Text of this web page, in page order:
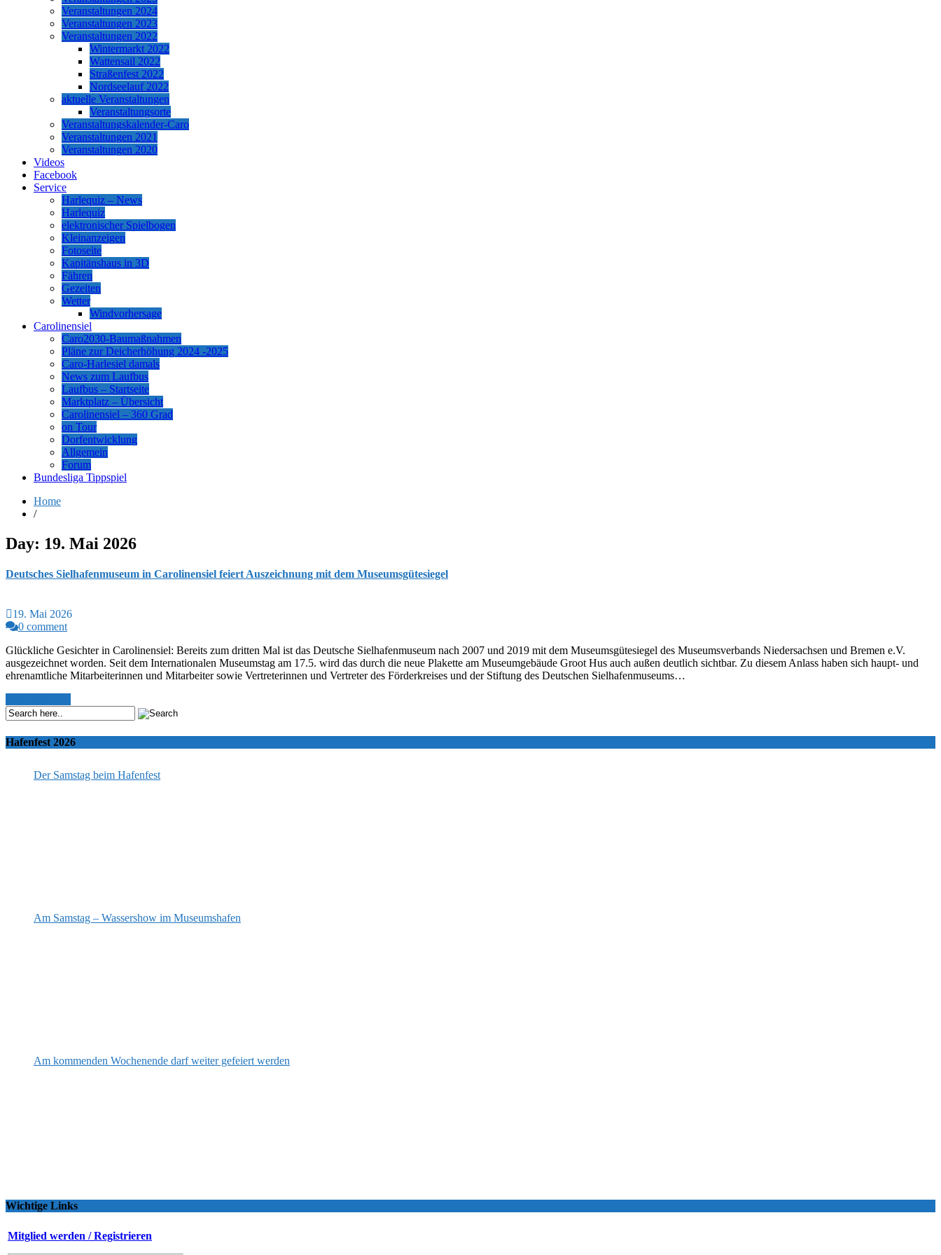
Veranstaltungen 2024
Veranstaltungen 2023
Veranstaltungen 2022
Wintermarkt 2022
Wattensail 2022
Straßenfest 2022
Nordseelauf 2022
aktuelle Veranstaltungen
Veranstaltungsorte
Veranstaltungskalender-Caro
Veranstaltungen 2021
Veranstaltungen 2020
Videos
Facebook
Service
Harlequiz – News
Harlequiz
elektronischer Spielbogen
Kleinanzeigen
Fotoseite
Kapitänshaus in 3D
Fähren
Gezeiten
Wetter
Windvorhersage
Carolinensiel
Caro2030-Baumaßnahmen
Pläne zur Deicherhöhung 2024 -2025
Caro-Harlesiel damals
News zum Laufbus
Laufbus – Startseite
Marktplatz – Übersicht
Carolinensiel – 360 Grad
on Tour
Dorfentwicklung
Allgemein
Forum
Bundesliga Tippspiel
Home
/
Day: 19. Mai 2026
Deutsches Sielhafenmuseum in Carolinensiel feiert Auszeichnung mit dem Museumsgütesiegel
19. Mai 2026
0 comment
Glückliche Gesichter in Carolinensiel: Bereits zum dritten Mal ist das Deutsche Sielhafenmuseum nach 2007 und 2019 mit dem Museumsgütesiegel des Museumsverbands Niedersachsen und Bremen e.V.
ausgezeichnet worden. Seit dem Internationalen Museumstag am 17.5. wird das durch die neue Plakette am Museumgebäude Groot Hus auch außen deutlich sichtbar. Zu diesem Anlass haben sich haupt- und
ehrenamtliche Mitarbeiterinnen und Mitarbeiter sowie Vertreterinnen und Vertreter des Förderkreises und der Stiftung des Deutschen Sielhafenmuseums…
Hafenfest 2026
Der Samstag beim Hafenfest
Am Samstag – Wassershow im Museumshafen
Am kommenden Wochenende darf weiter gefeiert werden
Wichtige Links
Mitglied werden / Registrieren